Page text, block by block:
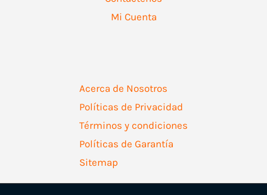
Mi Cuenta
Acerca de Nosotros
Políticas de Privacidad
Términos y condiciones
Políticas de Garantía
Sitemap